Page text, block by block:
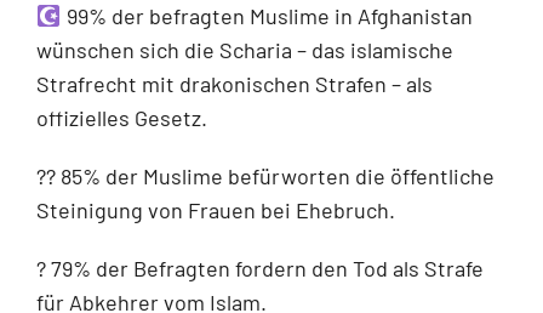
99% der befragten Muslime in Afghanistan
wünschen sich die Scharia – das islamische
Strafrecht mit drakonischen Strafen – als
offizielles Gesetz.
?? 85% der Muslime befürworten die öffentliche
Steinigung von Frauen bei Ehebruch.
? 79% der Befragten fordern den Tod als Strafe
für Abkehrer vom Islam.